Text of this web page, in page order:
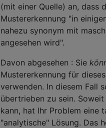
(mit einer Quelle) an, dass
Mustererkennung "in
nahezu synonym mit
angesehen wird".
Davon abgesehen : Sie
Mustererkennung für
verwenden. In diesem Fall
übertrieben zu sein.
kann, hat Ihr Problem eine
"analytische" Lösung. Das